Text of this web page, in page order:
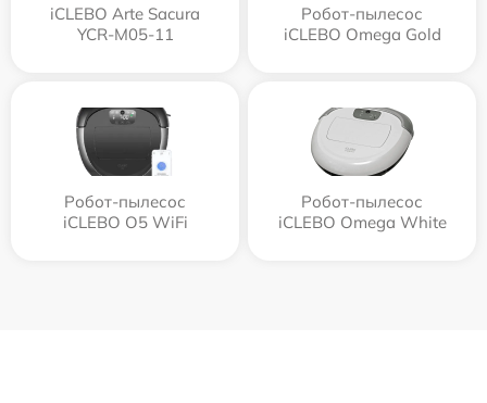
iCLEBO Arte Sacura
YCR-M05-11
Робот-пылесос
iCLEBO Omega Gold
Робот-пылесос
iCLEBO O5 WiFi
Робот-пылесос
iCLEBO Omega White